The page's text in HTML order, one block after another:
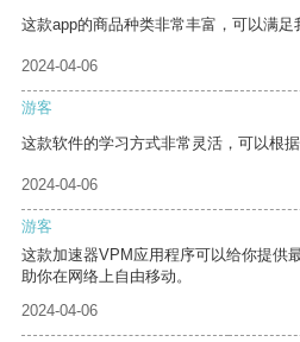
这款app的商品种类非常丰富，可以满足
2024-04-06
游客
这款软件的学习方式非常灵活，可以根
2024-04-06
游客
这款加速器VPM应用程序可以给你提供
助你在网络上自由移动。
2024-04-06